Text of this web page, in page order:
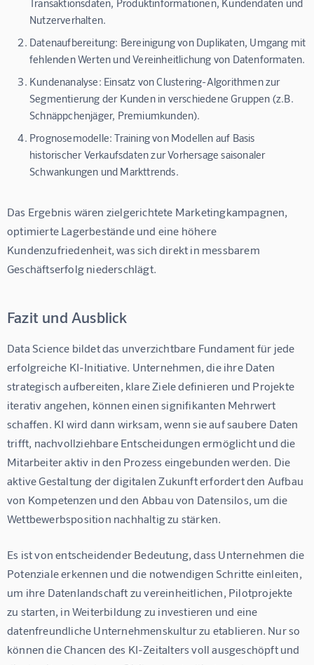
Nutzerverhalten.
Datenaufbereitung: Bereinigung von Duplikaten, Umgang mit
fehlenden Werten und Vereinheitlichung von Datenformaten.
Kundenanalyse: Einsatz von Clustering-Algorithmen zur
Segmentierung der Kunden in verschiedene Gruppen (z.B.
Schnäppchenjäger, Premiumkunden).
Prognosemodelle: Training von Modellen auf Basis
historischer Verkaufsdaten zur Vorhersage saisonaler
Schwankungen und Markttrends.
Das Ergebnis wären zielgerichtete Marketingkampagnen,
optimierte Lagerbestände und eine höhere
Kundenzufriedenheit, was sich direkt in messbarem
Geschäftserfolg niederschlägt.
Fazit und Ausblick
Data Science bildet das unverzichtbare Fundament für jede
erfolgreiche KI-Initiative. Unternehmen, die ihre Daten
strategisch aufbereiten, klare Ziele definieren und Projekte
iterativ angehen, können einen signifikanten Mehrwert
schaffen. KI wird dann wirksam, wenn sie auf saubere Daten
trifft, nachvollziehbare Entscheidungen ermöglicht und die
Mitarbeiter aktiv in den Prozess eingebunden werden. Die
aktive Gestaltung der digitalen Zukunft erfordert den Aufbau
von Kompetenzen und den Abbau von Datensilos, um die
Wettbewerbsposition nachhaltig zu stärken.
Es ist von entscheidender Bedeutung, dass Unternehmen die
Potenziale erkennen und die notwendigen Schritte einleiten,
um ihre Datenlandschaft zu vereinheitlichen, Pilotprojekte
zu starten, in Weiterbildung zu investieren und eine
datenfreundliche Unternehmenskultur zu etablieren. Nur so
können die Chancen des KI-Zeitalters voll ausgeschöpft und